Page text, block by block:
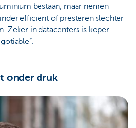
bestaan, maar nemen
efficiënt of presteren slechter
Zeker in datacenters is koper
onder druk